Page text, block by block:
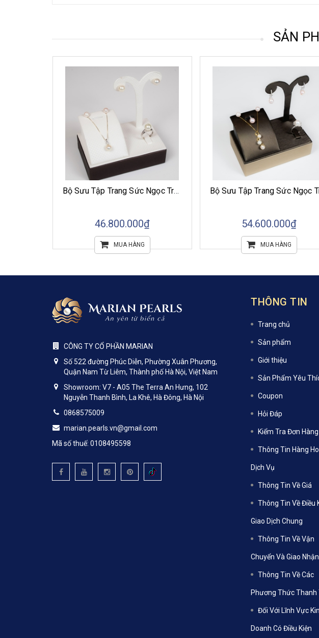
SẢN
Bộ Sưu Tập Trang Sức Ngọc Trai Akoya Tinh Hoa Ánh Ngọc
46.800.000₫
MUA HÀNG
54.600.000₫
MUA HÀNG
CÔNG TY CỔ PHẦN MARIAN
Số 522 đường Phúc Diễn, Phường Xuân Phương,
Quận Nam Từ Liêm, Thành phố Hà Nội, Việt Nam
Showroom: V7 - A05 The Terra An Hưng, 102
Nguyễn Thanh Bình, La Khê, Hà Đông, Hà Nội
0868575009
marian.pearls.vn@gmail.com
Mã số thuế: 0108495598
THÔNG TIN
Trang chủ
Sản phẩm
Giới thiệu
Sản Phẩm Yêu
Coupon
Hỏi Đáp
Kiểm Tra Đơn Hàng
Thông Tin Hàng
Dịch Vụ
Thông Tin Về Giá
Thông Tin Về Điều
Giao Dịch Chung
Thông Tin Về Vận
Chuyển Và Giao Nhận
Thông Tin Về Các
Phương Thức Thanh
Đối Với Lĩnh Vực
Doanh Có Điều Kiện